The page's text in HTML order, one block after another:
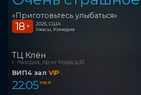
«Приготовьтесь улыбаться»
18 +
2026, США
Ужасы, Комедия
ТЦ Клён
г. Находка, пр-кт Мира д.51
ВИП4 зал VIP
22:05 1 100 ₽